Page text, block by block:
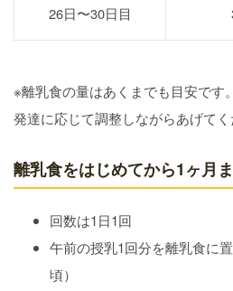
26日〜30日目
※離乳食の量はあくまでも目安です
発達に応じて調整しながらあげてく
離乳食をはじめてから1ヶ月
回数は1日1回
午前の授乳1回分を離乳食に
頃）